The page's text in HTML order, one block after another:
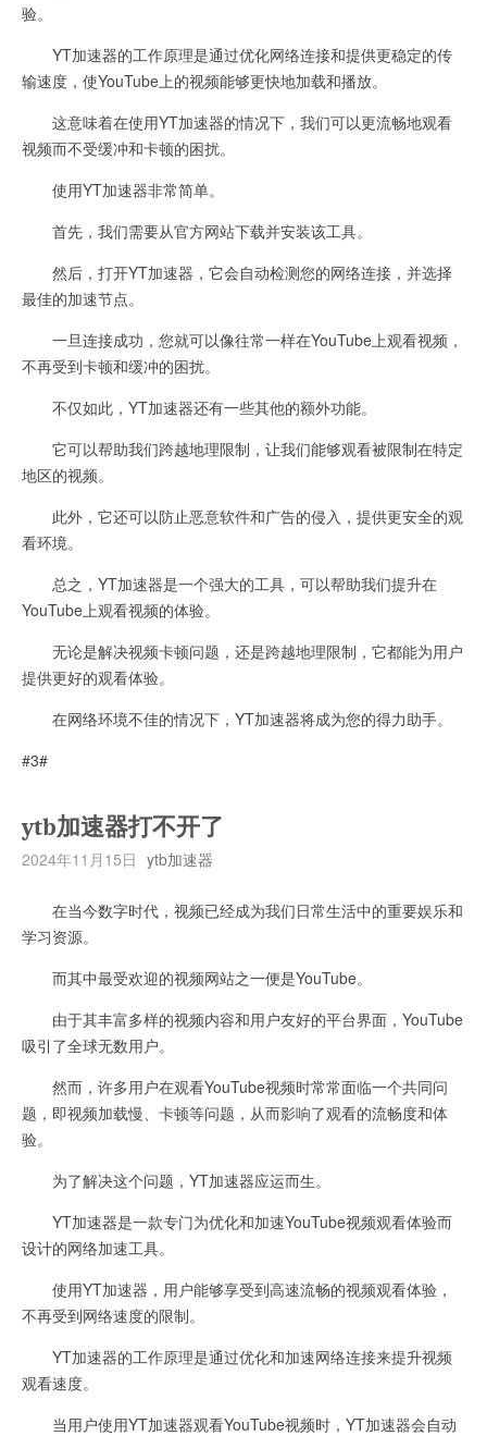
验。
YT加速器的工作原理是通过优化网络连接和提供更稳定的传
输速度，使YouTube上的视频能够更快地加载和播放。
这意味着在使用YT加速器的情况下，我们可以更流畅地观看
视频而不受缓冲和卡顿的困扰。
使用YT加速器非常简单。
首先，我们需要从官方网站下载并安装该工具。
然后，打开YT加速器，它会自动检测您的网络连接，并选择
最佳的加速节点。
一旦连接成功，您就可以像往常一样在YouTube上观看视频，
不再受到卡顿和缓冲的困扰。
不仅如此，YT加速器还有一些其他的额外功能。
它可以帮助我们跨越地理限制，让我们能够观看被限制在特定
地区的视频。
此外，它还可以防止恶意软件和广告的侵入，提供更安全的观
看环境。
总之，YT加速器是一个强大的工具，可以帮助我们提升在
YouTube上观看视频的体验。
无论是解决视频卡顿问题，还是跨越地理限制，它都能为用户
提供更好的观看体验。
在网络环境不佳的情况下，YT加速器将成为您的得力助手。
#3#
ytb加速器打不开了
2024年11月15日 ytb加速器
在当今数字时代，视频已经成为我们日常生活中的重要娱乐和
学习资源。
而其中最受欢迎的视频网站之一便是YouTube。
由于其丰富多样的视频内容和用户友好的平台界面，YouTube
吸引了全球无数用户。
然而，许多用户在观看YouTube视频时常常面临一个共同问
题，即视频加载慢、卡顿等问题，从而影响了观看的流畅度和体
验。
为了解决这个问题，YT加速器应运而生。
YT加速器是一款专门为优化和加速YouTube视频观看体验而
设计的网络加速工具。
使用YT加速器，用户能够享受到高速流畅的视频观看体验，
不再受到网络速度的限制。
YT加速器的工作原理是通过优化和加速网络连接来提升视频
观看速度。
当用户使用YT加速器观看YouTube视频时，YT加速器会自动